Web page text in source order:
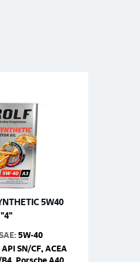
5W40
:5W-40
API SN/CF, ACEA